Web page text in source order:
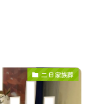
二日家族葬